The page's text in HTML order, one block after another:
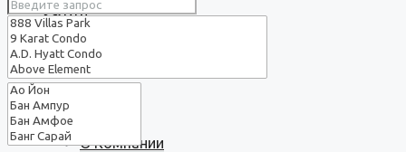
Услуги
О нас
О Компании